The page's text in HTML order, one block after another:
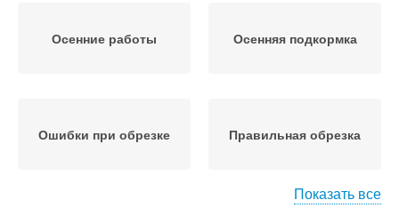
Осенние работы Осенняя подкормка
Ошибки при обрезке Правильная обрезка
Показать все